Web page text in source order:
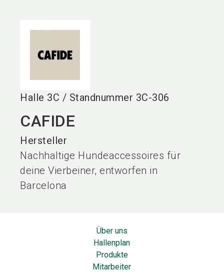
Halle 3C / Standnummer 3C-306
CAFIDE
Hersteller
Nachhaltige Hundeaccessoires für
deine Vierbeiner, entworfen in
Barcelona
Über uns
Hallenplan
Produkte
Mitarbeiter